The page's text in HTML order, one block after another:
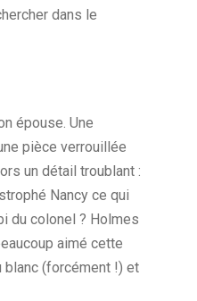
dans le
épouse. Une
pièce verrouillée
un détail troublant :
Nancy ce qui
du colonel ? Holmes
aimé cette
blanc (forcément !) et